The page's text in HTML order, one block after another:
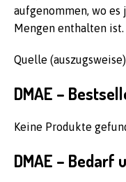
aufgenommen, wo
Mengen enthalten ist.
Quelle
DMAE –
Keine Produkte
DMAE – Bedarf